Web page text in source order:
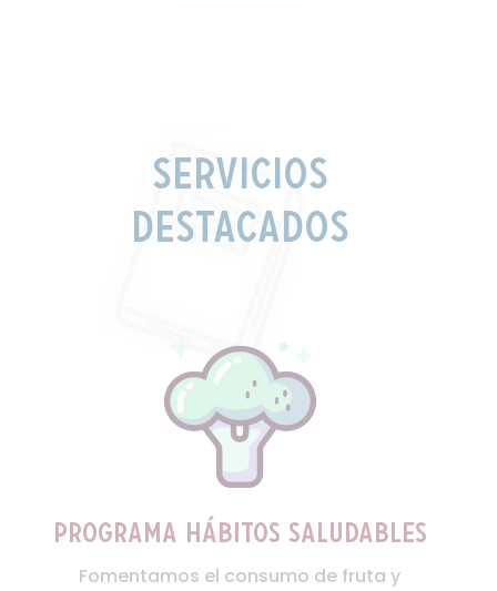
Servicios
destacados
Programa hábitos saludables
Fomentamos el consumo de fruta y